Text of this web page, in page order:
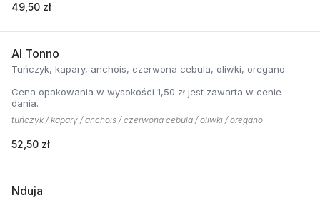
49,50 zł
Al Tonno
Tuńczyk, kapary, anchois, czerwona cebula, oliwki, oregano.
Cena opakowania w wysokości 1,50 zł jest zawarta w cenie
dania.
tuńczyk / kapary / anchois / czerwona cebula / oliwki / oregano
52,50 zł
Nduja